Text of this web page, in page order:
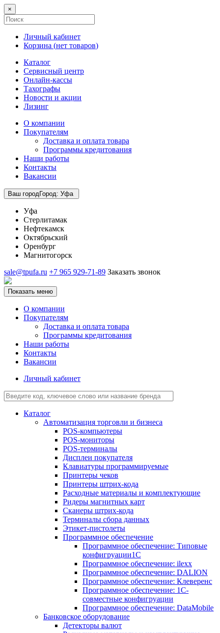
×
Личный кабинет
Корзина (нет товаров)
Каталог
Сервисный центр
Онлайн-кассы
Тахографы
Новости и акции
Лизинг
О компании
Покупателям
Доставка и оплата товара
Программы кредитования
Наши работы
Контакты
Вакансии
Ваш городГород: Уфа
Уфа
Стерлитамак
Нефтекамск
Октябрьский
Оренбург
Магнитогорск
sale@tpufa.ru +7 965 929-71-89 Заказать звонок
Показать меню
О компании
Покупателям
Доставка и оплата товара
Программы кредитования
Наши работы
Контакты
Вакансии
Личный кабинет
Каталог
Автоматизация торговли и бизнеса
POS-компьютеры
POS-мониторы
POS-терминалы
Дисплеи покупателя
Клавиатуры программируемые
Принтеры чеков
Принтеры штрих-кода
Расходные материалы и комплектующие
Ридеры магнитных карт
Сканеры штрих-кода
Терминалы сбора данных
Этикет-пистолеты
Программное обеспечение
Программное обеспечение: Типовые
конфигруации1С
Программное обеспечение: ilexx
Программное обеспечение: DALION
Программное обеспечение: Клеверенс
Программное обеспечение: 1С-
совместные конфигруации
Программное обеспечение: DataMobile
Банковское оборудование
Детекторы валют